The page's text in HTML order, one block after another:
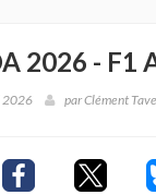
2026 - F1
2026 parClément